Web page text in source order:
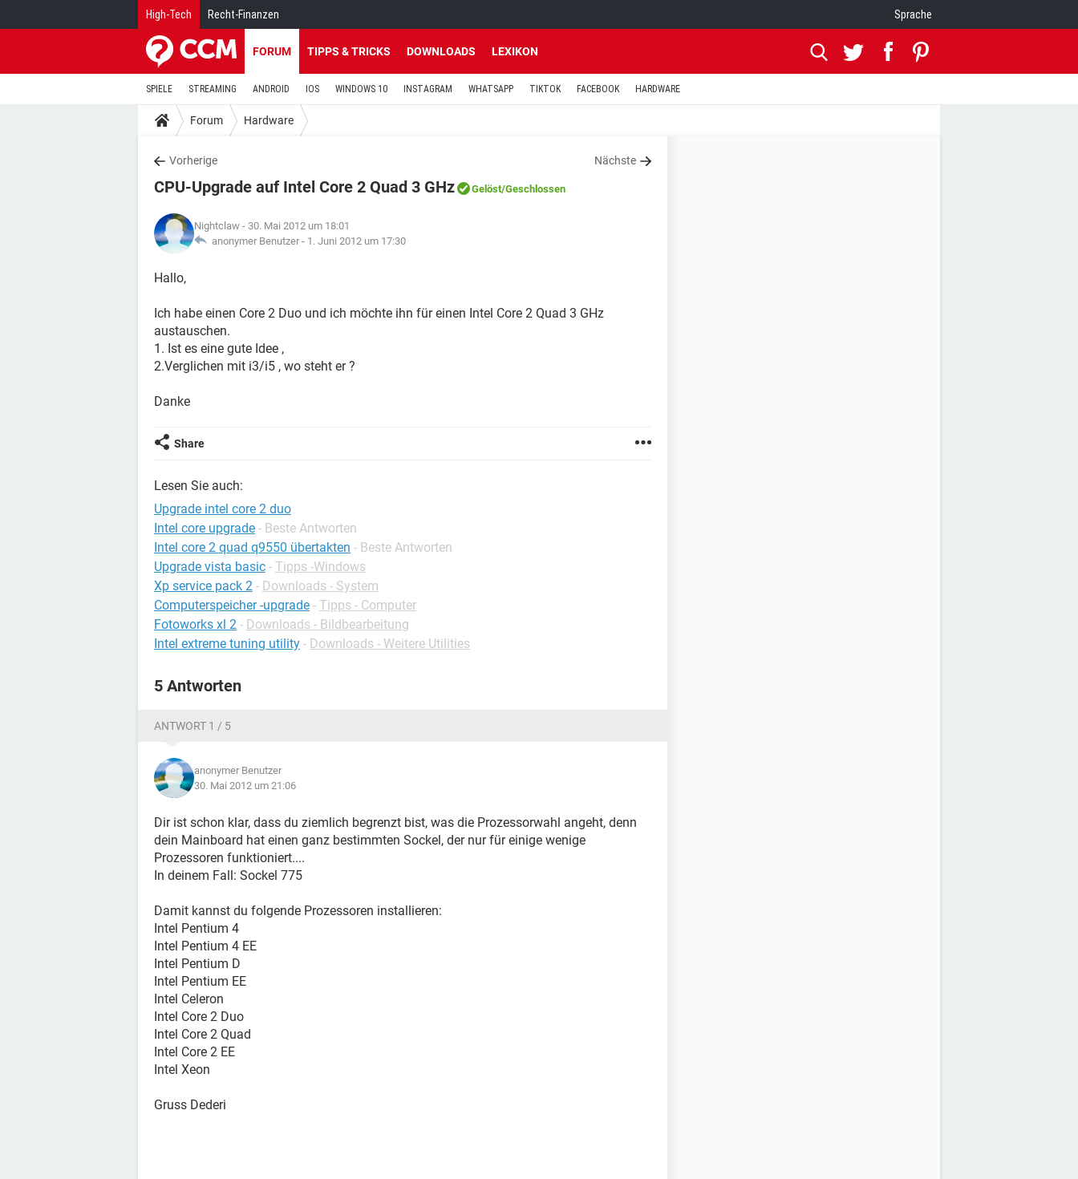
High-Tech Recht-Finanzen Sprache
FORUM TIPPS & TRICKS DOWNLOADS LEXIKON
SPIELE STREAMING ANDROID IOS WINDOWS 10 INSTAGRAM WHATSAPP TIKTOK FACEBOOK HARDWARE
Forum Hardware
Vorherige Nächste
CPU-Upgrade auf Intel Core 2 Quad 3 GHz Gelöst/Geschlossen
Nightclaw - 30. Mai 2012 um 18:01
anonymer Benutzer - 1. Juni 2012 um 17:30
Hallo,
Ich habe einen Core 2 Duo und ich möchte ihn für einen Intel Core 2 Quad 3 GHz
austauschen.
1. Ist es eine gute Idee ,
2.Verglichen mit i3/i5 , wo steht er ?
Danke
Share
Lesen Sie auch:
Upgrade intel core 2 duo
Intel core upgrade - Beste Antworten
Intel core 2 quad q9550 übertakten - Beste Antworten
Upgrade vista basic - Tipps -Windows
Xp service pack 2 - Downloads - System
Computerspeicher -upgrade - Tipps - Computer
Fotoworks xl 2 - Downloads - Bildbearbeitung
Intel extreme tuning utility - Downloads - Weitere Utilities
5 Antworten
ANTWORT 1 / 5
anonymer Benutzer
30. Mai 2012 um 21:06
Dir ist schon klar, dass du ziemlich begrenzt bist, was die Prozessorwahl angeht, denn
dein Mainboard hat einen ganz bestimmten Sockel, der nur für einige wenige
Prozessoren funktioniert....
In deinem Fall: Sockel 775
Damit kannst du folgende Prozessoren installieren:
Intel Pentium 4
Intel Pentium 4 EE
Intel Pentium D
Intel Pentium EE
Intel Celeron
Intel Core 2 Duo
Intel Core 2 Quad
Intel Core 2 EE
Intel Xeon
Gruss Dederi